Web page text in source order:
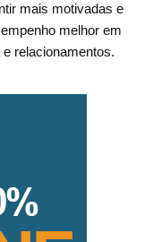
mais motivadas e
melhor em
relacionamentos.